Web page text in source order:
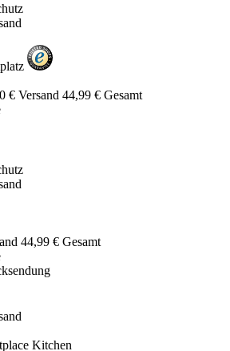
€ Versand 44,99 € Gesamt
44,99 € Gesamt